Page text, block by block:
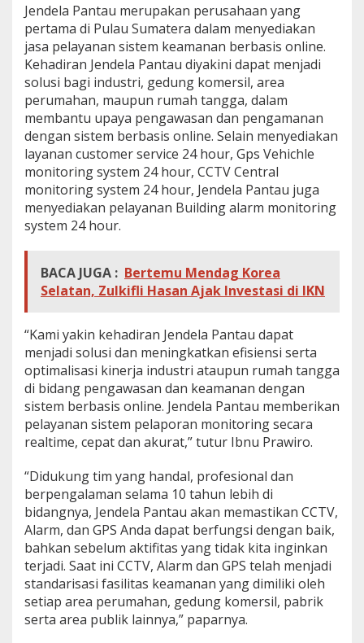
Jendela Pantau merupakan perusahaan yang
pertama di Pulau Sumatera dalam menyediakan
jasa pelayanan sistem keamanan berbasis online.
Kehadiran Jendela Pantau diyakini dapat menjadi
solusi bagi industri, gedung komersil, area
perumahan, maupun rumah tangga, dalam
membantu upaya pengawasan dan pengamanan
dengan sistem berbasis online. Selain menyediakan
layanan customer service 24 hour, Gps Vehichle
monitoring system 24 hour, CCTV Central
monitoring system 24 hour, Jendela Pantau juga
menyediakan pelayanan Building alarm monitoring
system 24 hour.
BACA JUGA : Bertemu Mendag Korea
Selatan, Zulkifli Hasan Ajak Investasi di IKN
“Kami yakin kehadiran Jendela Pantau dapat
menjadi solusi dan meningkatkan efisiensi serta
optimalisasi kinerja industri ataupun rumah tangga
di bidang pengawasan dan keamanan dengan
sistem berbasis online. Jendela Pantau memberikan
pelayanan sistem pelaporan monitoring secara
realtime, cepat dan akurat,” tutur Ibnu Prawiro.
“Didukung tim yang handal, profesional dan
berpengalaman selama 10 tahun lebih di
bidangnya, Jendela Pantau akan memastikan CCTV,
Alarm, dan GPS Anda dapat berfungsi dengan baik,
bahkan sebelum aktifitas yang tidak kita inginkan
terjadi. Saat ini CCTV, Alarm dan GPS telah menjadi
standarisasi fasilitas keamanan yang dimiliki oleh
setiap area perumahan, gedung komersil, pabrik
serta area publik lainnya,” paparnya.